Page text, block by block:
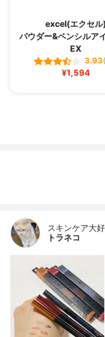
excel(エクセル)
パウダー&ペンシルア
EX
3.93
¥1,594
スキンケア大
トラネコ